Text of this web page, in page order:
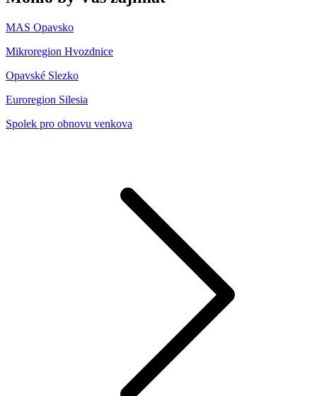
MAS Opavsko
Mikroregion Hvozdnice
Opavské Slezko
Euroregion Silesia
Spolek pro obnovu venkova